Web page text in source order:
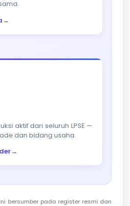
→
aktif dari seluruh LPSE —
dan bidang usaha.
→
bersumber pada register resmi dan